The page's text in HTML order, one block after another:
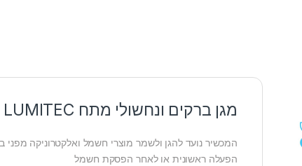
מגן ברקים ונחשולי מתח LUMITEC עם 4 דקות השהייה
הפעלה ראשונית או לאחר הפסקת חשמל